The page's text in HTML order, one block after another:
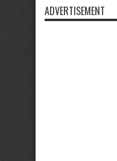
ADVERTISEMENT